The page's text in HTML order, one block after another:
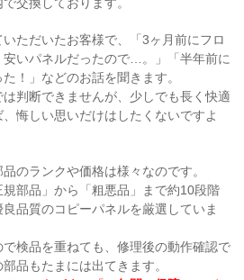
ただいたお客様で、「3ヶ月前にフロ
安いパネルだったので…。」「半年前に
！」などのお話を聞きます。
判断できませんが、少しでも長く快適
悔しい思いだけはしたくないですよ
のランクや価格は様々なのです。
部品」から「粗悪品」まで約10段階
品質のコピーパネルを厳選していま
検品を重ねても、修理後の動作確認で
品もたまには出てきます。